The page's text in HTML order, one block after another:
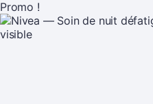
Promo !